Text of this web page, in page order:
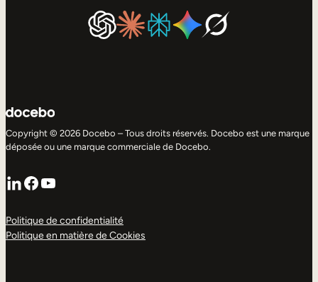
Copyright © 2026 Docebo – Tous droits réservés. Docebo est une marque
déposée ou une marque commerciale de Docebo.
LinkedIn
Facebook
YouTube
Politique de confidentialité
Politique en matière de Cookies